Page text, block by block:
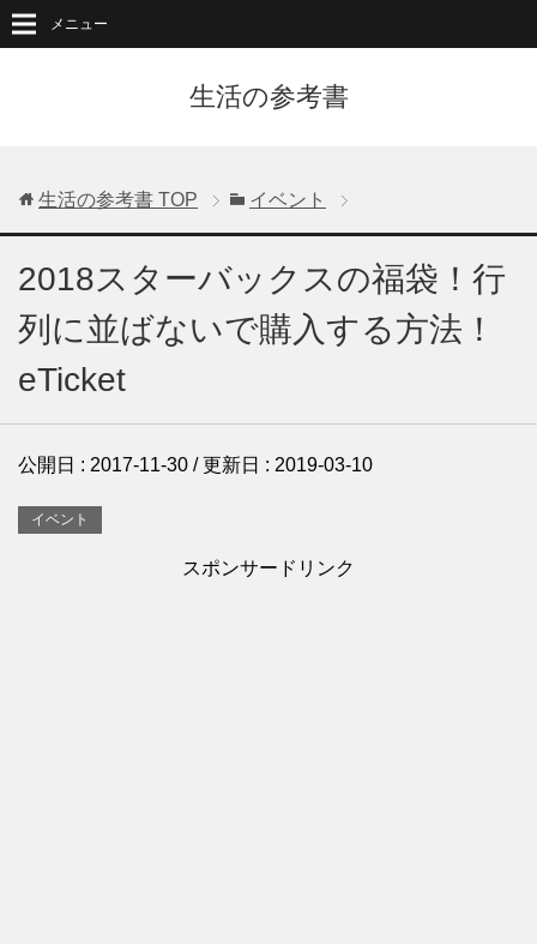
生活の参考書
メニュー
生活の参考書 TOP イベント
2018スターバックスの福袋！行
列に並ばないで購入する方法！
eTicket
公開日 : 2017-11-30 / 更新日 : 2019-03-10
イベント
スポンサードリンク